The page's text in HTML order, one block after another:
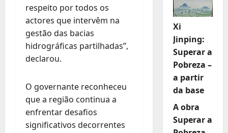
respeito por todos os
actores que intervêm na
gestão das bacias
hidrográficas partilhadas”,
declarou.
O governante reconheceu
que a região continua a
enfrentar desafios
significativos decorrentes
Xi
Jinping:
Superar a
Pobreza –
a partir
da base
A obra
Superar a